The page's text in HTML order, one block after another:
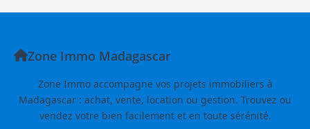
Zone Immo Madagascar
Zone Immo accompagne vos projets immobiliers à
Madagascar : achat, vente, location ou gestion. Trouvez ou
vendez votre bien facilement et en toute sérénité.